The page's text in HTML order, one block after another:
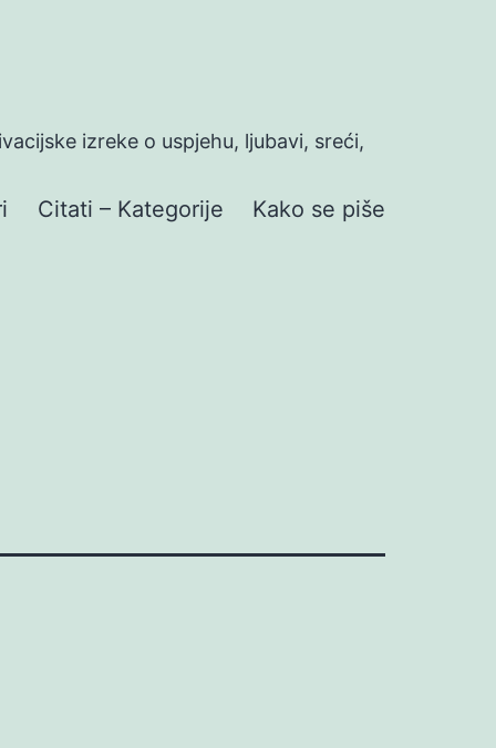
izreke o uspjehu, ljubavi, sreći,
Citati – Kategorije Kako se piše